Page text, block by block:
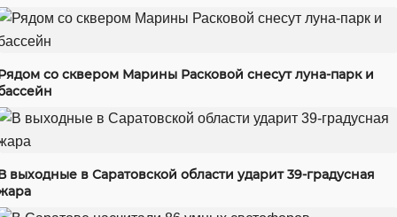
со сквером Марины Расковой снесут луна-парк и
выходные в Саратовской области ударит 39-градусная